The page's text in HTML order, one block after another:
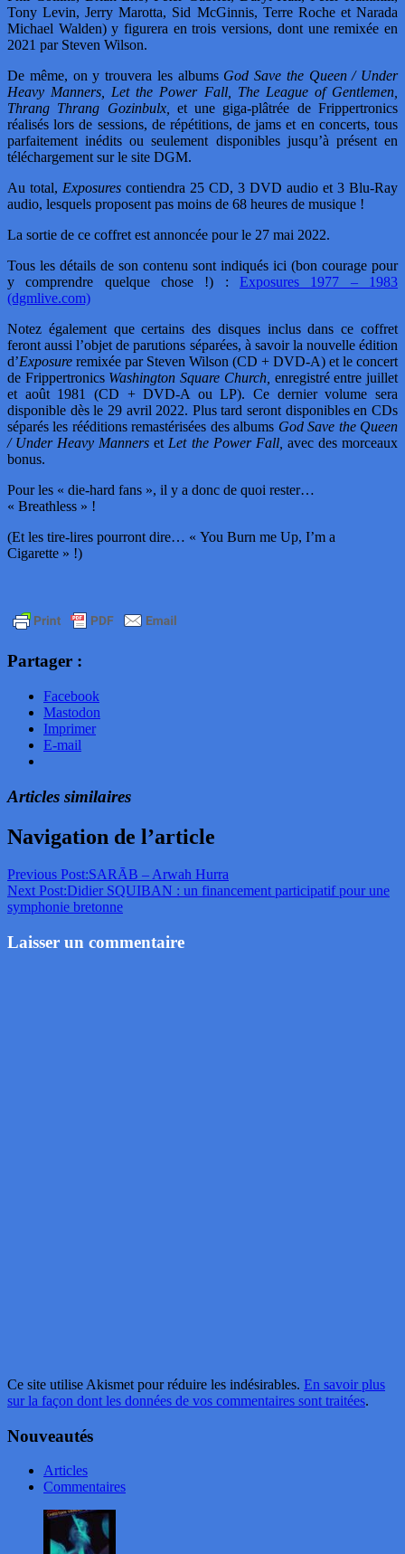
Tony Levin, Jerry Marotta, Sid McGinnis, Terre Roche et Narada
Michael Walden) y figurera en trois versions, dont une remixée en
2021 par Steven Wilson.
De même, on y trouvera les albums God Save the Queen / Under
Heavy Manners, Let the Power Fall, The League of Gentlemen,
Thrang Thrang Gozinbulx, et une giga-plâtrée de Frippertronics
réalisés lors de sessions, de répétitions, de jams et en concerts, tous
parfaitement inédits ou seulement disponibles jusqu’à présent en
téléchargement sur le site DGM.
Au total, Exposures contiendra 25 CD, 3 DVD audio et 3 Blu-Ray
audio, lesquels proposent pas moins de 68 heures de musique !
La sortie de ce coffret est annoncée pour le 27 mai 2022.
Tous les détails de son contenu sont indiqués ici (bon courage pour
y comprendre quelque chose !) : Exposures 1977 – 1983
(dgmlive.com)
Notez également que certains des disques inclus dans ce coffret
feront aussi l’objet de parutions séparées, à savoir la nouvelle édition
d’Exposure remixée par Steven Wilson (CD + DVD-A) et le concert
de Frippertronics Washington Square Church, enregistré entre juillet
et août 1981 (CD + DVD-A ou LP). Ce dernier volume sera
disponible dès le 29 avril 2022. Plus tard seront disponibles en CDs
séparés les rééditions remastérisées des albums God Save the Queen
/ Under Heavy Manners etLet the Power Fall, avec des morceaux
bonus.
Pour les « die-hard fans », il y a donc de quoi rester…
« Breathless » !
(Et les tire-lires pourront dire… « You Burn me Up, I’m a
Cigarette » !)
Partager :
Facebook
Mastodon
Imprimer
E-mail
Articles similaires
Navigation de l’article
Previous Post:SARĀB – Arwah Hurra
Next Post:Didier SQUIBAN : un financement participatif pour une
symphonie bretonne
Laisser un commentaire
Ce site utilise Akismet pour réduire les indésirables. En savoir plus
sur la façon dont les données de vos commentaires sont traitées.
Nouveautés
Articles
Commentaires